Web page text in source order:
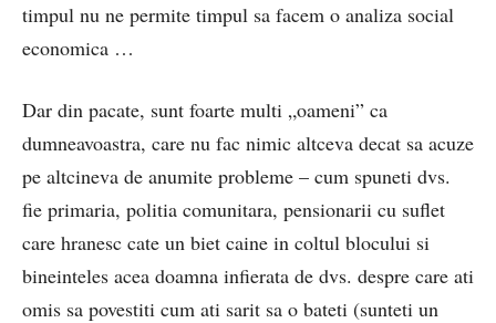
timpul nu ne permite timpul sa facem o analiza social
economica …
Dar din pacate, sunt foarte multi „oameni” ca
dumneavoastra, care nu fac nimic altceva decat sa acuze
pe altcineva de anumite probleme – cum spuneti dvs.
fie primaria, politia comunitara, pensionarii cu suflet
care hranesc cate un biet caine in coltul blocului si
bineinteles acea doamna infierata de dvs. despre care ati
omis sa povestiti cum ati sarit sa o bateti (sunteti un